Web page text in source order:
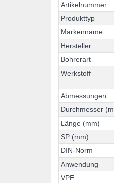
Artikelnummer
Produkttyp
Markenname
Hersteller
Bohrerart
Werkstoff
Abmessungen
Durchmesser (m
Länge (mm)
SP (mm)
DIN-Norm
Anwendung
VPE